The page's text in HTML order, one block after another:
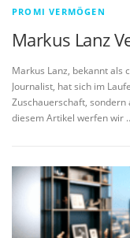
PROMI VERMÖGEN
Markus Lanz
Markus Lanz, bekannt als
Journalist, hat sich im
Zuschauerschaft,
diesem Artikel werfen wir